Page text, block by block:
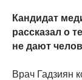
Кандидат
рассказал о
не дают
Врач Гадзиян